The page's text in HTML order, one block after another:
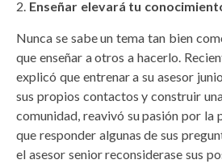
Enseñar elevará tu
Nunca se sabe un tema tan bien
que enseñar a otros a hacerlo.
explicó que entrenar a su asesor
sus propios contactos y construir
comunidad, reavivó su pasión por la
que responder algunas de sus
el asesor senior reconsiderase sus